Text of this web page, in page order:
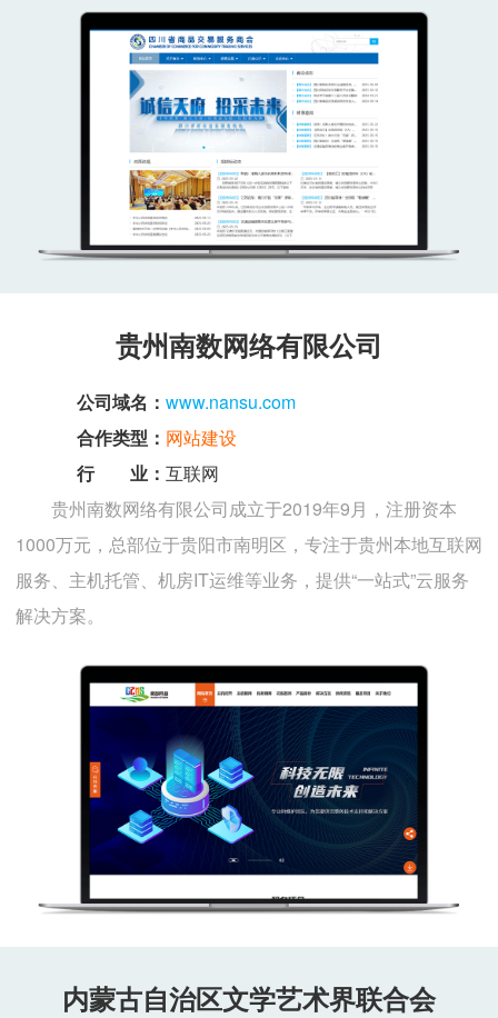
贵州南数网络有限公司
公司域名： www.nansu.com
合作类型： 网站建设
行 业： 互联网
贵州南数网络有限公司成立于2019年9月，注册资本
1000万元，总部位于贵阳市南明区，专注于贵州本地互联网
服务、主机托管、机房IT运维等业务，提供“一站式”云服务
解决方案‌。
内蒙古自治区文学艺术界联合会